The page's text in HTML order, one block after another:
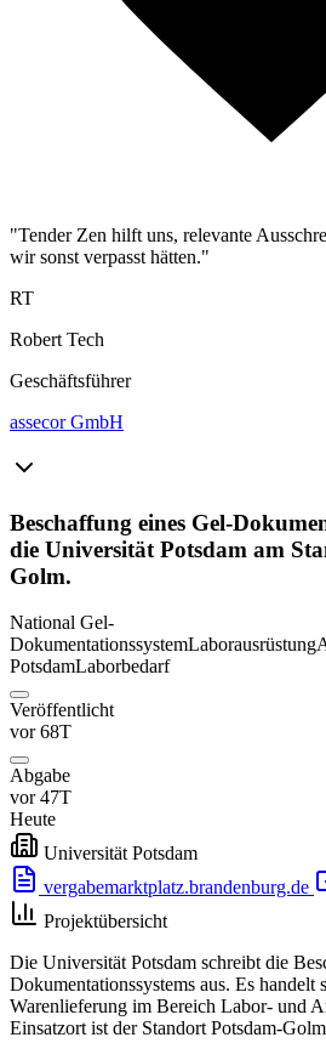
"Tender Zen hilft uns, relevante
wir sonst verpasst hätten."
RT
Robert Tech
Geschäftsführer
assecor GmbH
Beschaffung eines Gel-
die Universität Potsdam am
Golm.
National Gel-
DokumentationssystemLaborausrüstung
PotsdamLaborbedarf
Veröffentlicht
vor 68T
Abgabe
vor 47T
Heute
Universität Potsdam
vergabemarktplatz.brandenburg.de
Projektübersicht
Die Universität Potsdam schreibt die
Dokumentationssystems aus. Es handelt
Warenlieferung im Bereich Labor- und
Einsatzort ist der Standort Potsdam-